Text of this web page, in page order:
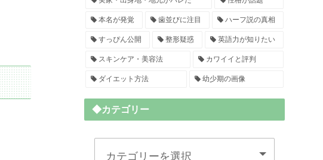
本名が発覚 歯並びに注目 ハーフ説の真相
すっぴん公開 整形疑惑 英語力が知りたい
スキンケア・美容法 カワイイと評判
ダイエット方法 幼少期の画像
◆カテゴリー